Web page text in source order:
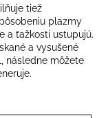
tiež
plazmy
a ťažkosti ustupujú.
a vysušené
, následne môžete